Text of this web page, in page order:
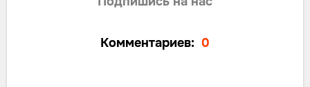
Комментариев: 0